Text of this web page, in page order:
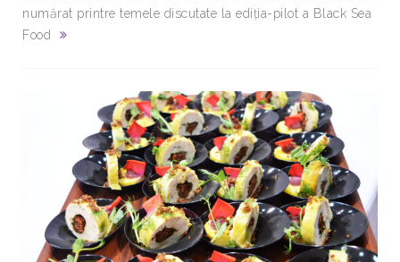
numărat printre temele discutate la ediția-pilot a Black Sea
Food